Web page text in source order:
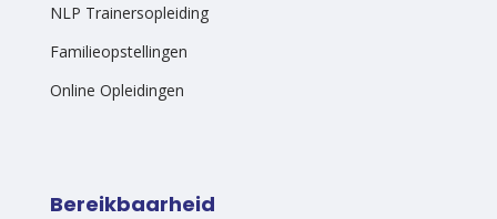
NLP Trainersopleiding
Familieopstellingen
Online Opleidingen
Bereikbaarheid